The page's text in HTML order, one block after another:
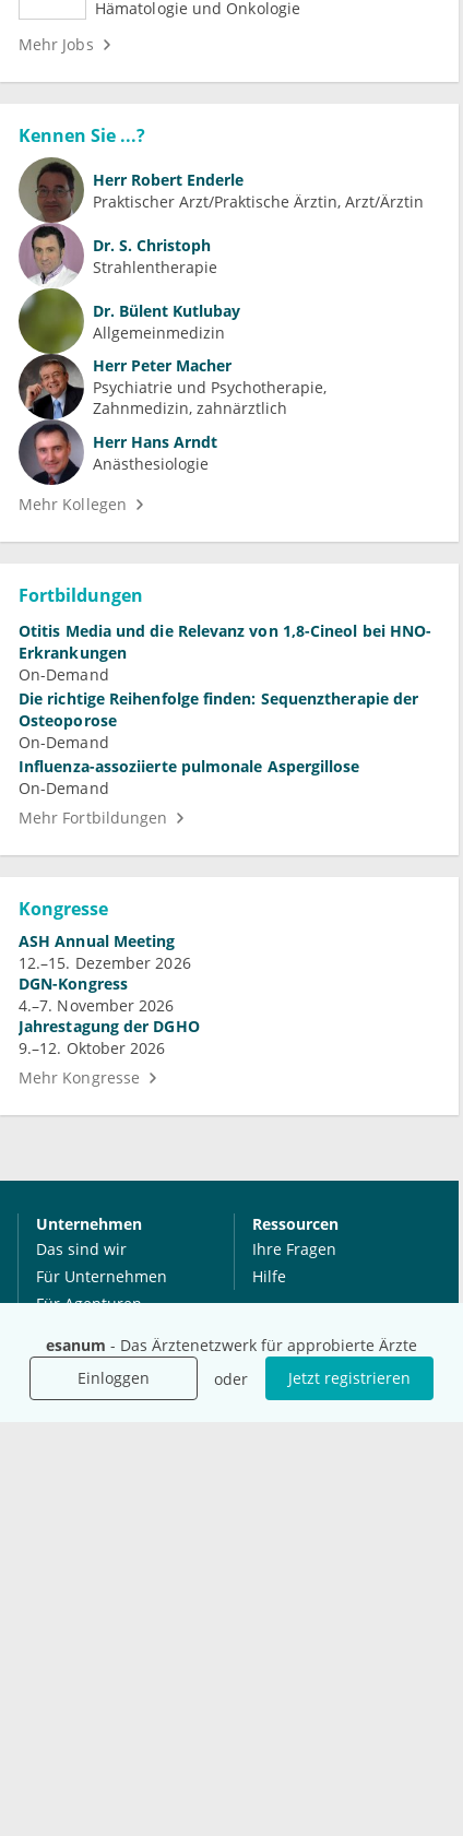
esanum - Das Ärztenetzwerk für approbierte Ärzte
Einloggen
oder Jetzt registrieren
Hämatologie und Onkologie
Mehr Jobs
Kennen Sie ...?
Herr Robert Enderle
Praktischer Arzt/Praktische Ärztin, Arzt/Ärztin
Dr. S. Christoph
Strahlentherapie
Dr. Bülent Kutlubay
Allgemeinmedizin
Herr Peter Macher
Psychiatrie und Psychotherapie
Zahnmedizin, zahnärztlich
Herr Hans Arndt
Anästhesiologie
Mehr Kollegen
Fortbildungen
Otitis Media und die Relevanz von 1,8-Cineol bei HNO-
Erkrankungen
On-Demand
Die richtige Reihenfolge finden: Sequenztherapie der
Osteoporose
On-Demand
Influenza-assoziierte pulmonale Aspergillose
On-Demand
Mehr Fortbildungen
Kongresse
ASH Annual Meeting
12.–15. Dezember 2026
DGN-Kongress
4.–7. November 2026
Jahrestagung der DGHO
9.–12. Oktober 2026
Mehr Kongresse
Unternehmen
Das sind wir
Für Unternehmen
Für Agenturen
Presse
Karriere
Ressourcen
Ihre Fragen
Hilfe